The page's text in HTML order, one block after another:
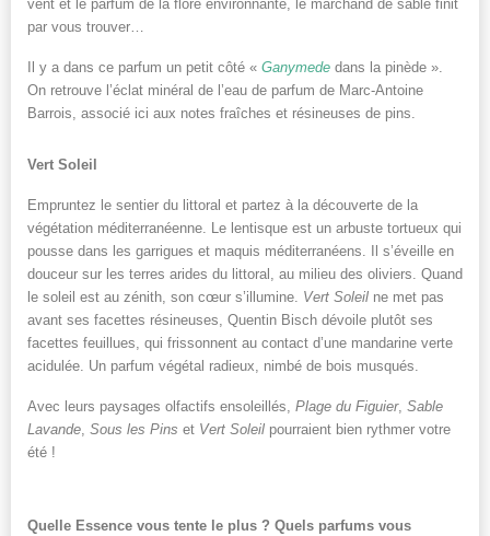
vent et le parfum de la flore environnante, le marchand de sable finit
par vous trouver…
Il y a dans ce parfum un petit côté « Ganymede dans la pinède ».
On retrouve l’éclat minéral de l’eau de parfum de Marc-Antoine
Barrois, associé ici aux notes fraîches et résineuses de pins.
Vert Soleil
Empruntez le sentier du littoral et partez à la découverte de la
végétation méditerranéenne. Le lentisque est un arbuste tortueux qui
pousse dans les garrigues et maquis méditerranéens. Il s’éveille en
douceur sur les terres arides du littoral, au milieu des oliviers. Quand
le soleil est au zénith, son cœur s’illumine. Vert Soleil ne met pas
avant ses facettes résineuses, Quentin Bisch dévoile plutôt ses
facettes feuillues, qui frissonnent au contact d’une mandarine verte
acidulée. Un parfum végétal radieux, nimbé de bois musqués.
Avec leurs paysages olfactifs ensoleillés, Plage du Figuier, Sable
Lavande, Sous les Pins et Vert Soleil pourraient bien rythmer votre
été !
Quelle Essence vous tente le plus ? Quels parfums vous